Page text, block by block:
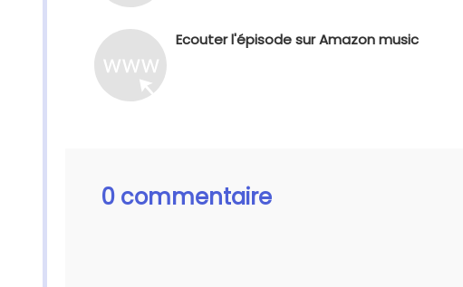
Ecouter l'épisode sur Amazon music
0 commentaire